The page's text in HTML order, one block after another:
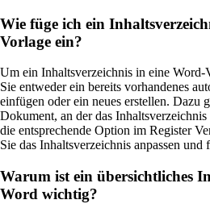
Wie füge ich ein
Vorlage ein?
Um ein Inhaltsverzeichnis in eine Word-
Sie entweder ein bereits vorhandenes
einfügen oder ein neues erstellen. Dazu
Dokument, an der das
die entsprechende Option im Register
Sie das Inhaltsverzeichnis anpassen und
Warum ist ein übersichtliches
Word wichtig?